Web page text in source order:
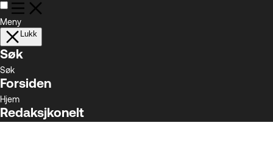
Meny
Lukk
Søk
Søk
Forsiden
Hjem
Redaksjkonelt